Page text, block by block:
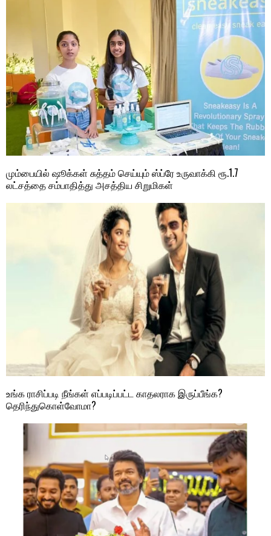
மும்பையில் ஷூக்கள் சுத்தம் செய்யும் ஸ்ப்ரே உருவாக்கி ரூ.1.7
லட்சத்தை சம்பாதித்து அசத்திய சிறுமிகள்
உங்க ராசிப்படி நீங்கள் எப்படிப்பட்ட காதலராக இருப்பீங்க?
தெரிந்துகொள்வோமா?